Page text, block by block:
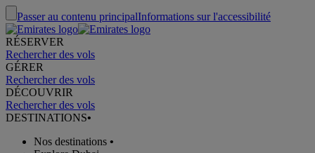
Passer au contenu principalInformations sur l'accessibilité
RÉSERVER
Rechercher des vols
GÉRER
Rechercher des vols
DÉCOUVRIR
Rechercher des vols
DESTINATIONS•
Nos destinations •